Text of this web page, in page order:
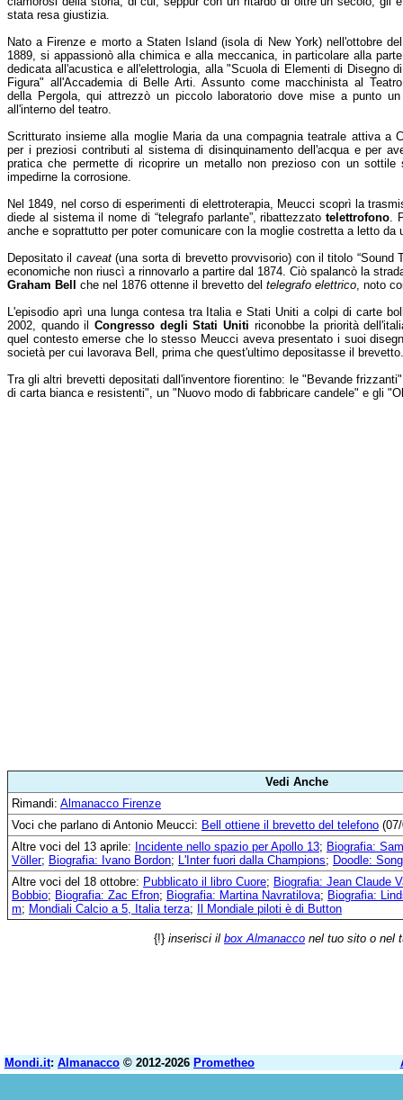
stata resa giustizia.
Nato a Firenze e morto a Staten Island (isola di New York) nell'ottobre del
1889, si appassionò alla chimica e alla meccanica, in particolare alla parte
dedicata all'acustica e all'elettrologia, alla "Scuola di Elementi di Disegno di
Figura" all'Accademia di Belle Arti. Assunto come macchinista al Teatro
della Pergola, qui attrezzò un piccolo laboratorio dove mise a punto
all'interno del teatro.
Scritturato insieme alla moglie Maria da una compagnia teatrale attiva a
per i preziosi contributi al sistema di disinquinamento dell'acqua e per
pratica che permette di ricoprire un metallo non prezioso con un
impedirne la corrosione.
Nel 1849, nel corso di esperimenti di elettroterapia, Meucci scoprì la
diede al sistema il nome di “telegrafo parlante”, ribattezzatotelettrofono.
anche e soprattutto per poter comunicare con la moglie costretta a letto da
Depositato il caveat(una sorta di brevetto provvisorio) con il titolo “Sound
economiche non riuscì a rinnovarlo a partire dal 1874. Ciò spalancò la
Graham Bell
che nel 1876 ottenne il brevetto del telegrafo elettrico, noto
L'episodio aprì una lunga contesa tra Italia e Stati Uniti a colpi di carte
2002, quando il Congresso degli Stati Uniti riconobbe la priorità
quel contesto emerse che lo stesso Meucci aveva presentato i suoi
società per cui lavorava Bell, prima che quest'ultimo depositasse il brevetto.
Tra gli altri brevetti depositati dall'inventore fiorentino: le "Bevande
di carta bianca e resistenti", un "Nuovo modo di fabbricare candele" e gli
Vedi Anche
Rimandi: Almanacco Firenze
Voci che parlano di Antonio Meucci: Bell ottiene il brevetto del telefono
Altre voci del 13 aprile: Incidente nello spazio per Apollo 13; Biografia:
Völler; Biografia: Ivano Bordon; L'Inter fuori dalla Champions; Doodle:
Altre voci del 18 ottobre: Pubblicato il libro Cuore; Biografia: Jean Claude
Bobbio; Biografia: Zac Efron; Biografia: Martina Navratilova; Biografia:
m; Mondiali Calcio a 5, Italia terza; Il Mondiale piloti è di Button
{!} inserisci il box Almanacco nel tuo sito o nel
Mondi.it: Almanacco © 2012-2026 Prometheo